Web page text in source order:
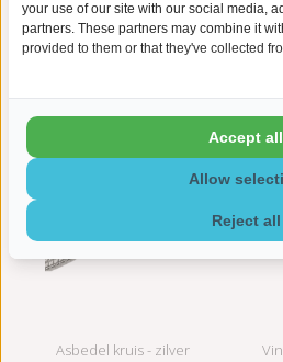
Ashanger kruis klein - sterling
€164,95
Asbedel kruis - zilver
your use of our site with our social media,
partners. These partners may combine it
provided to them or that they've collected
Reject all
Allow
Accept all